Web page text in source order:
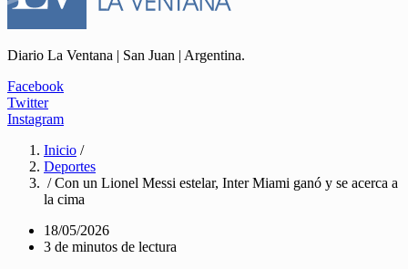
Diario La Ventana | San Juan | Argentina.
Facebook
Twitter
Instagram
Inicio /
Deportes
/ Con un Lionel Messi estelar, Inter Miami ganó y se acerca a
la cima
18/05/2026
3 de minutos de lectura